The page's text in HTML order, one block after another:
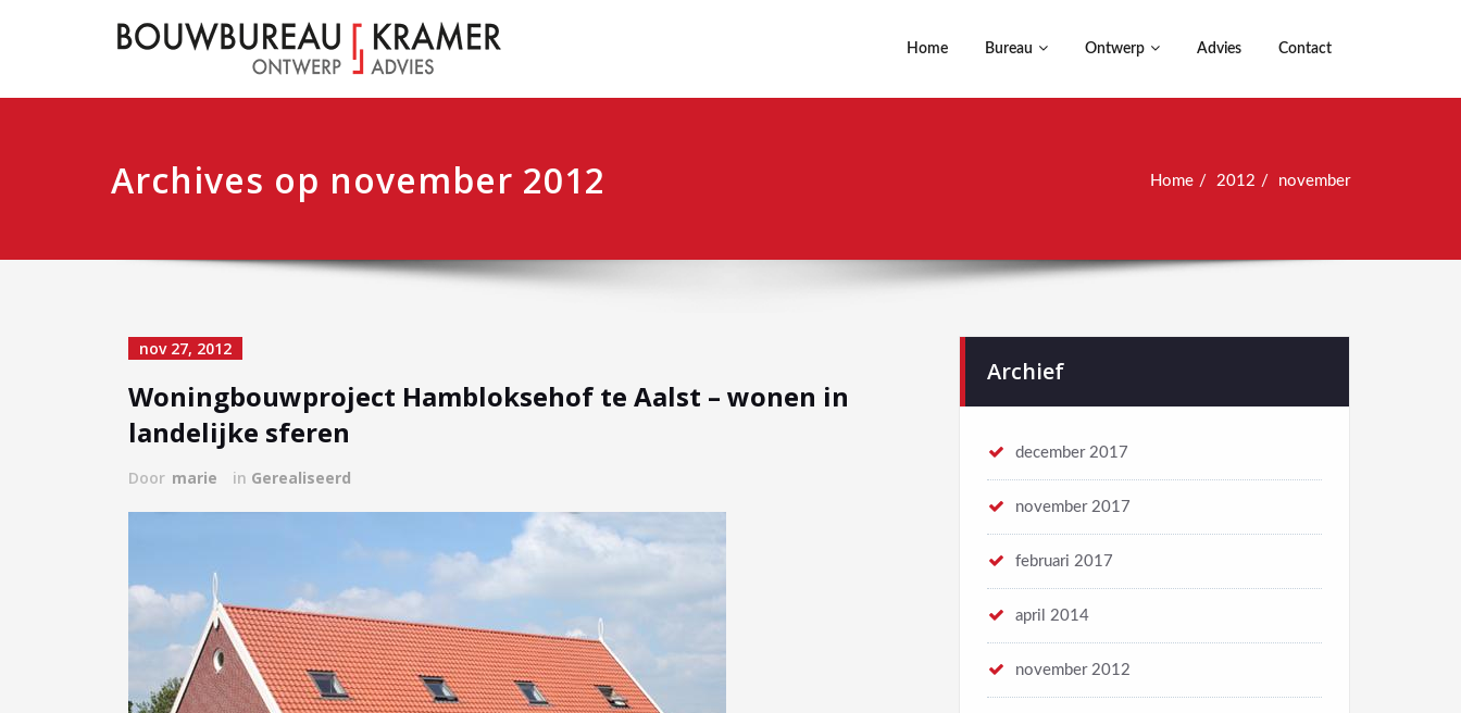
Home Bureau Ontwerp Advies Contact
Archives op november 2012 Home 2012 november
nov 27, 2012
Woningbouwproject Hambloksehof te Aalst – wonen in
landelijke sferen
Door marie in Gerealiseerd
Archief
december 2017
november 2017
februari 2017
april 2014
november 2012